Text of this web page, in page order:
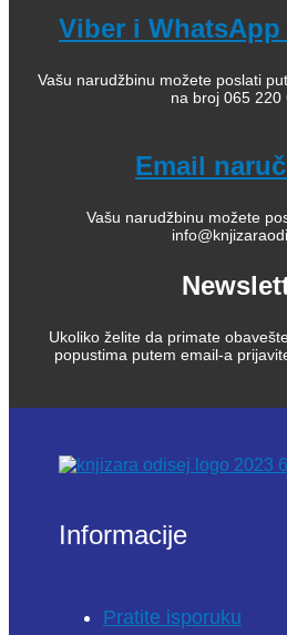
Viber i
Vašu narudžbinu možete poslati
na broj 065 220
Email
Vašu narudžbinu možete
Ukoliko želite da primate
popustima putem email-a
Informacije
Pratite isporuku